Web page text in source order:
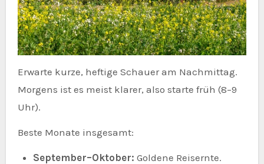
Erwarte kurze, heftige Schauer am Nachmittag.
Morgens ist es meist klarer, also starte früh (8–9
Uhr).
Beste Monate insgesamt:
September–Oktober: Goldene Reisernte.